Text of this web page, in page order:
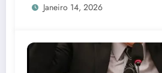
Janeiro 14, 2026